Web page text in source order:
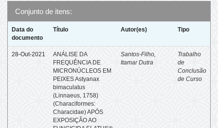
Conjunto de itens:
Data do
documento
Título Autor(es) Tipo
28-Out-2021
ANÁLISE DA
FREQUÊNCIA DE
MICRONÚCLEOS EM
PEIXES Astyanax
bimaculatus
(Linnaeus, 1758)
(Characiformes:
Characidae) APÓS
EXPOSIÇÃO AO
Santos-Filho,
Itamar Dutra
Trabalho
de
Conclusão
de Curso